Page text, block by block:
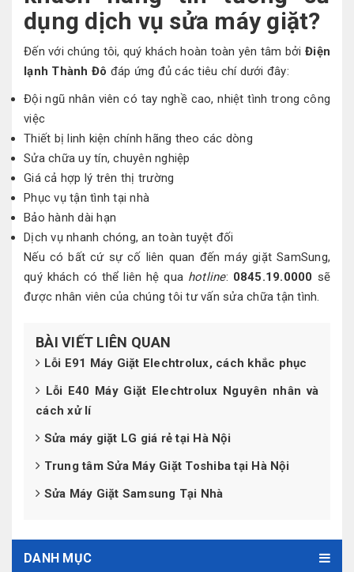
dụng dịch vụ sửa máy giặt?
Đến với chúng tôi, quý khách hoàn toàn yên tâm bởi Điện
lạnh Thành Đô đáp ứng đủ các tiêu chí dưới đây:
Đội ngũ nhân viên có tay nghề cao, nhiệt tình trong công
việc
Thiết bị linh kiện chính hãng theo các dòng
Sửa chữa uy tín, chuyên nghiệp
Giá cả hợp lý trên thị trường
Phục vụ tận tình tại nhà
Bảo hành dài hạn
Dịch vụ nhanh chóng, an toàn tuyệt đối
Nếu có bất cứ sự cố liên quan đến máy giặt SamSung,
quý khách có thể liên hệ qua hotline: 0845.19.0000 sẽ
được nhân viên của chúng tôi tư vấn sửa chữa tận tình.
BÀI VIẾT LIÊN QUAN
Lỗi E91 Máy Giặt Elechtrolux, cách khắc phục
Lỗi E40 Máy Giặt Elechtrolux Nguyên nhân và
cách xử lí
Sửa máy giặt LG giá rẻ tại Hà Nội
Trung tâm Sửa Máy Giặt Toshiba tại Hà Nội
Sửa Máy Giặt Samsung Tại Nhà
DANH MỤC